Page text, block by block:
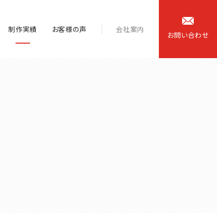
制作実績 お客様の声 会社案内
お問い合わせ